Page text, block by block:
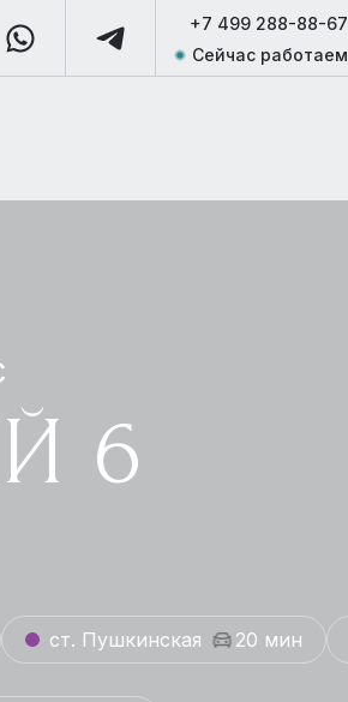
+7 499 288-88-67
Сейчас работаем
6
ст. Пушкинская 20 мин